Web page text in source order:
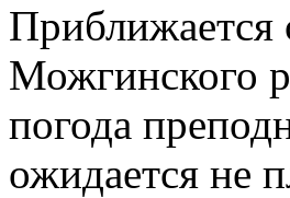
Приближается
Можгинского
погода
ожидается не